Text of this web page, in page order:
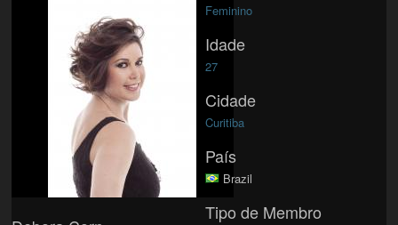
Feminino
Idade
27
Cidade
Curitiba
País
Brazil
Tipo de Membro